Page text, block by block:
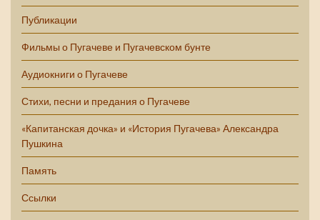
Публикации
Фильмы о Пугачеве и Пугачевском бунте
Аудиокниги о Пугачеве
Стихи, песни и предания о Пугачеве
«Капитанская дочка» и «История Пугачева» Александра
Пушкина
Память
Ссылки